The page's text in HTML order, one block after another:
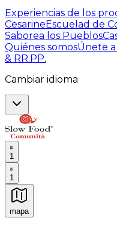
Experiencias de los
CesarineEscuelad de
Saborea los Pueblos
Quiénes somosÚnete
& RR.PP.
Cambiar idioma
1
1
mapa
Experiencias